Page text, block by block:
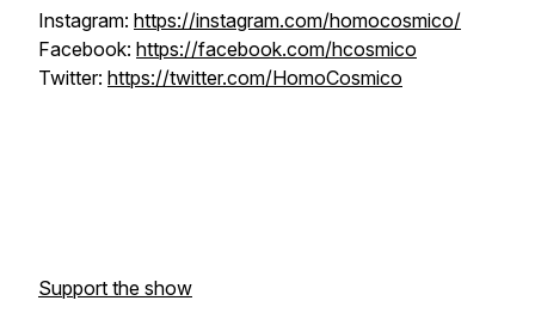
Instagram: https://instagram.com/homocosmico/
Facebook: https://facebook.com/hcosmico
Twitter: https://twitter.com/HomoCosmico
Support the show